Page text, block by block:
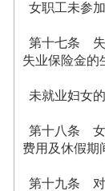
女职工未参
第十七条 失
失业保险金的
未就业妇女
第十八条 女
费用及休假期
第十九条 对